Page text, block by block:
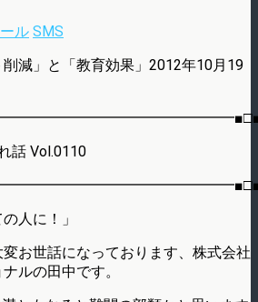
ル SMS
減」と「教育効果」2012年10月19
話 Vol.0110
人に！」
お世話になっております、株式会社
ルの田中です。